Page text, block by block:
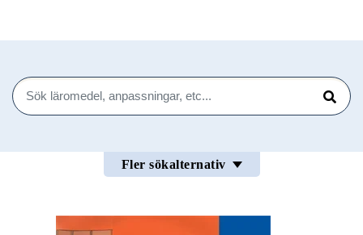
Sök
Sök
Fler sökalternativ